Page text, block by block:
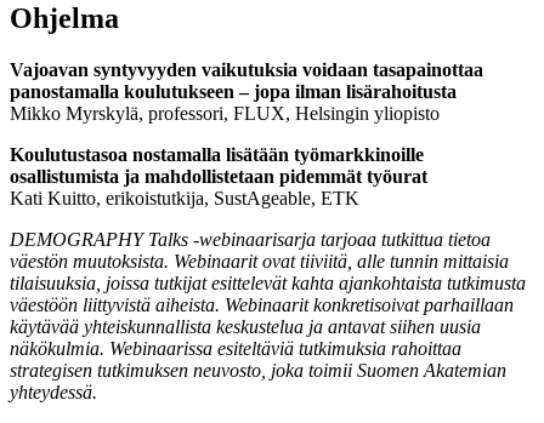
Ohjelma
Vajoavan syntyvyyden vaikutuksia voidaan tasapainottaa
panostamalla koulutukseen – jopa ilman lisärahoitusta
Mikko Myrskylä, professori, FLUX, Helsingin yliopisto
Koulutustasoa nostamalla lisätään työmarkkinoille
osallistumista ja mahdollistetaan pidemmät työurat
Kati Kuitto, erikoistutkija, SustAgeable, ETK
DEMOGRAPHY Talks -webinaarisarja tarjoaa tutkittua tietoa
väestön muutoksista. Webinaarit ovat tiiviitä, alle tunnin mittaisia
tilaisuuksia, joissa tutkijat esittelevät kahta ajankohtaista tutkimusta
väestöön liittyvistä aiheista. Webinaarit konkretisoivat parhaillaan
käytävää yhteiskunnallista keskustelua ja antavat siihen uusia
näkökulmia. Webinaarissa esiteltäviä tutkimuksia rahoittaa
strategisen tutkimuksen neuvosto, joka toimii Suomen Akatemian
yhteydessä.